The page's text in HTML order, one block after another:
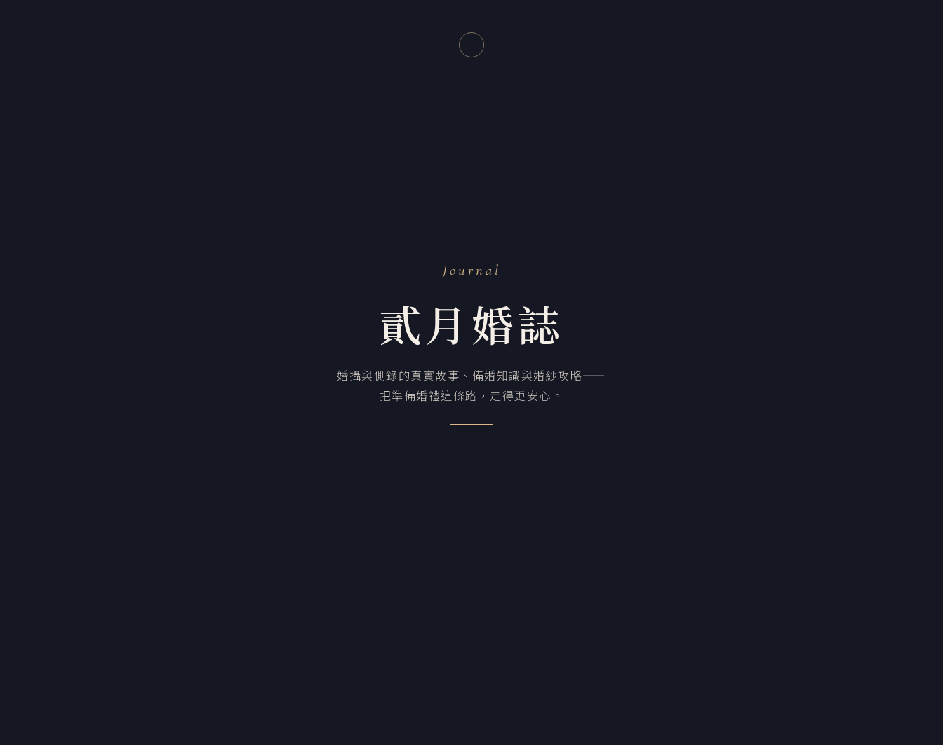
Journal
貳月婚誌
婚攝與側錄的真實故事、備婚知識與婚紗攻略——
把準備婚禮這條路，走得更安心。